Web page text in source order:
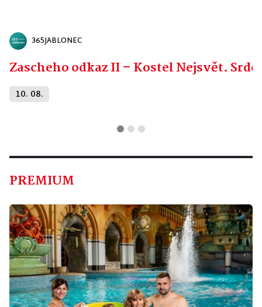
365JABLONEC
Zascheho odkaz II – Kostel Nejsvět.
10. 08.
PREMIUM